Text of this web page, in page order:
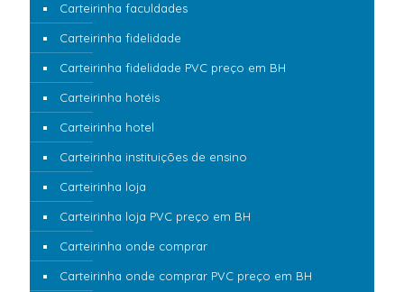
Carteirinha faculdades
Carteirinha fidelidade
Carteirinha fidelidade PVC preço em BH
Carteirinha hotéis
Carteirinha hotel
Carteirinha instituições de ensino
Carteirinha loja
Carteirinha loja PVC preço em BH
Carteirinha onde comprar
Carteirinha onde comprar PVC preço em BH